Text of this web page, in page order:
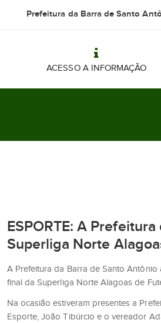
Prefeitura da Barra de Santo
ACESSO A INFORMAÇÃO
ESPORTE: A
Superliga Norte
A Prefeitura da Barra de Santo
final da Superliga Norte Alagoas de
Na ocasião estiveram presentes a
Esporte, João Tibúrcio e o vereador